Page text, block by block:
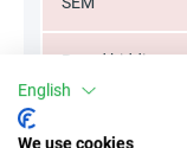
Brand bidding
English
We use cookies